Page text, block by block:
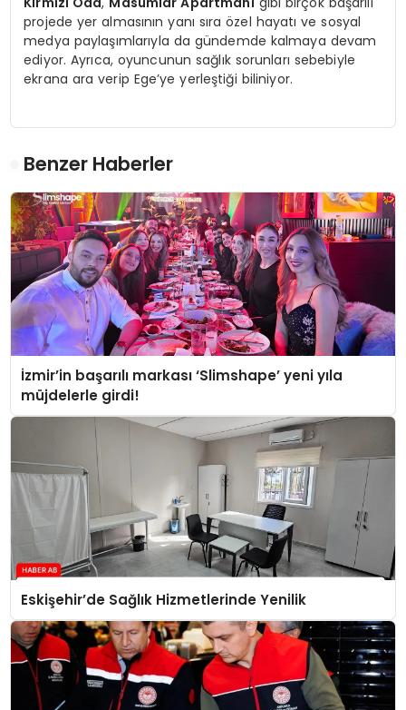
projede yer almasının yanı sıra özel hayatı ve sosyal
medya paylaşımlarıyla da gündemde kalmaya devam
ediyor. Ayrıca, oyuncunun sağlık sorunları sebebiyle
ekrana ara verip Ege’ye yerleştiği biliniyor.
Benzer Haberler
İzmir’in başarılı markası ‘Slimshape’ yeni yıla
müjdelerle girdi!
Eskişehir’de Sağlık Hizmetlerinde Yenilik